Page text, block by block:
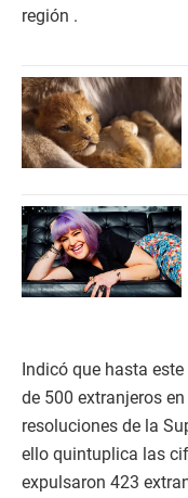
región .
Indicó que hasta
de 500 extranjeros
resoluciones de la
ello quintuplica las
expulsaron 423